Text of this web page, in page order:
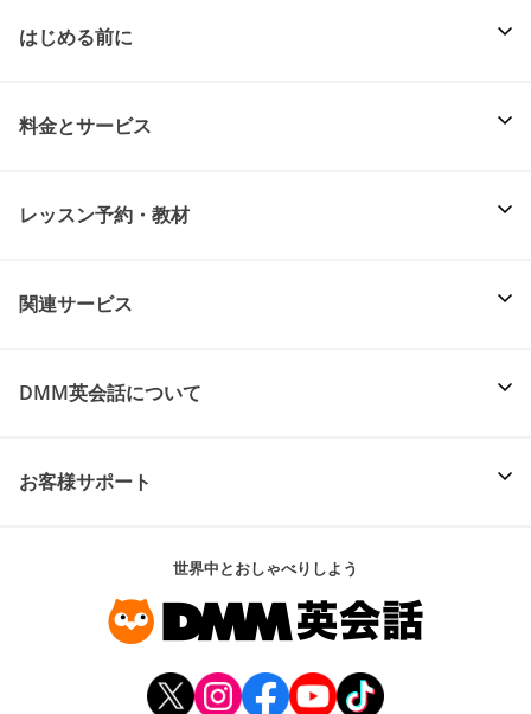
はじめる前に
料金とサービス
レッスン予約・教材
関連サービス
DMM英会話について
お客様サポート
世界中とおしゃべりしよう